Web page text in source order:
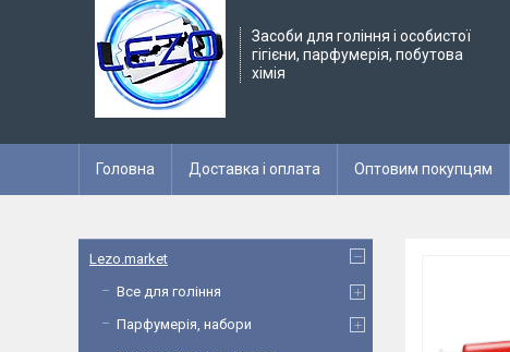
Засоби для гоління і особистої
гігієни, парфумерія, побутова
хімія
Головна Доставка і оплата Оптовим покупцям
Lezo.market
Все для гоління
Парфумерія, набори